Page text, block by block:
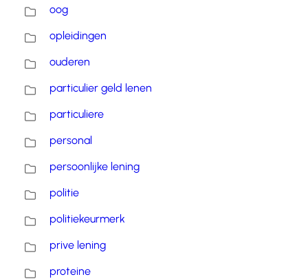
oog
opleidingen
ouderen
particulier geld lenen
particuliere
personal
persoonlijke lening
politie
politiekeurmerk
prive lening
proteine